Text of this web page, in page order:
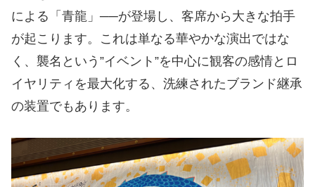
による「青龍」──が登場し、客席から大きな拍手
が起こります。これは単なる華やかな演出ではな
く、襲名という”イベント”を中心に観客の感情とロ
イヤリティを最大化する、洗練されたブランド継承
の装置でもあります。